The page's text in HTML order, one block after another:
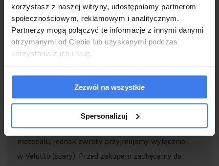
korzystasz z naszej witryny, udostępniamy partnerom
społecznościowym, reklamowym i analitycznym.
Partnerzy mogą połączyć te informacje z innymi danymi
otrzymanymi od Ciebie lub uzyskanymi podczas
korzystania z ich usług.
Zezwól na wszystkie
Spersonalizuj
Produkt nowy, fabrycznie zapakowane, bez uszkodzeń
Gwarancja 2 lata dla klientów będących konsumentami
Ważne!
Łóżko produkowane jest na indywidualne
zamówienie klienta.
Standardowo w produkcji jest
tkanina Velutto. Umożliwiamy wybór innego koloru i
materiału, jednak zwroty przyjmujemy wyłącznie
w Velutto (szary). Przed zakupem zachęcamy do